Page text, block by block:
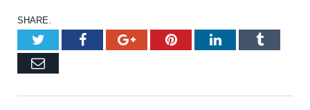
SHARE.
TwitterFacebookGoogle+PinterestLinkedInTumblr
Email